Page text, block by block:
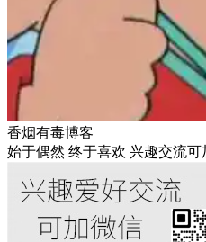
香烟有毒博客
始于偶然 终于喜欢 兴趣交流可